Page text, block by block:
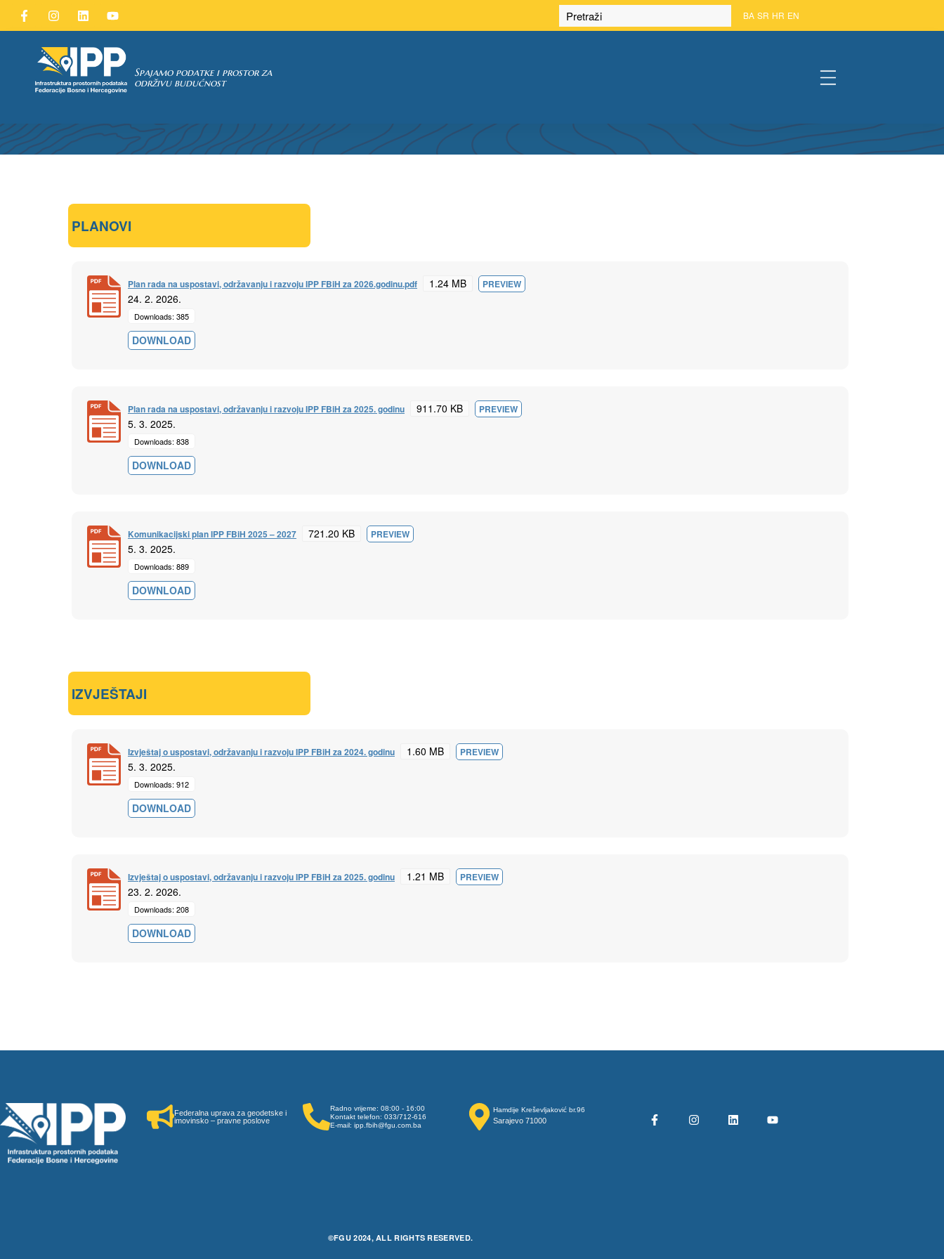
BA SR HR EN
Spajamo podatke i prostor za
održivu budućnost #
PLANOVI
Plan rada na uspostavi, održavanju i razvoju IPP FBiH za 2026.godinu.pdf 1.24 MB PREVIEW
24. 2. 2026.
Downloads: 385
DOWNLOAD
Plan rada na uspostavi, održavanju i razvoju IPP FBiH za 2025. godinu 911.70 KB PREVIEW
5. 3. 2025.
Downloads: 838
DOWNLOAD
Komunikacijski plan IPP FBiH 2025 – 2027 721.20 KB PREVIEW
5. 3. 2025.
Downloads: 889
DOWNLOAD
IZVJEŠTAJI
Izvještaj o uspostavi, održavanju i razvoju IPP FBiH za 2024. godinu 1.60 MB PREVIEW
5. 3. 2025.
Downloads: 912
DOWNLOAD
Izvještaj o uspostavi, održavanju i razvoju IPP FBiH za 2025. godinu 1.21 MB PREVIEW
23. 2. 2026.
Downloads: 208
DOWNLOAD
Federalna uprava za geodetske i
imovinsko – pravne poslove
Radno vrijeme: 08:00 - 16:00
Kontakt telefon: 033/712-616
E-mail: ipp.fbih@fgu.com.ba
Hamdije Kreševljaković br.96
Sarajevo 71000
©FGU 2024, ALL RIGHTS RESERVED.
uvjeta